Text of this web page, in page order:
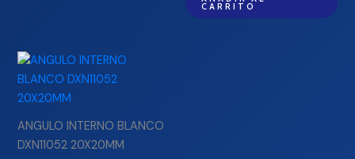
CARRITO
ANGULO INTERNO BLANCO
DXN11052 20X20MM